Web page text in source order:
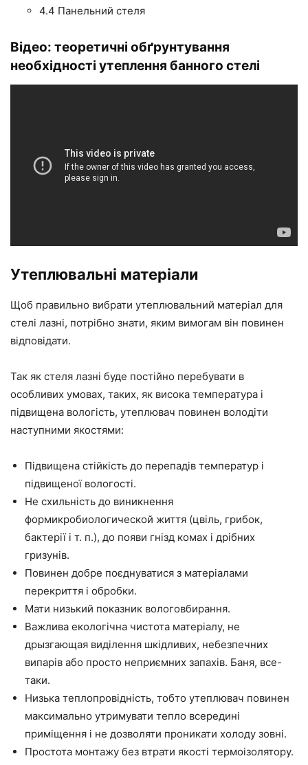
4.4 Панельний стеля
Відео: теоретичні обґрунтування
необхідності утеплення банного стелі
Утеплювальні матеріали
Щоб правильно вибрати утеплювальний матеріал для
стелі лазні, потрібно знати, яким вимогам він повинен
відповідати.
Так як стеля лазні буде постійно перебувати в
особливих умовах, таких, як висока температура і
підвищена вологість, утеплювач повинен володіти
наступними якостями:
Підвищена стійкість до перепадів температур і
підвищеної вологості.
Не схильність до виникнення
формикробиологической життя (цвіль, грибок,
бактерії і т. п.), до появи гнізд комах і дрібних
гризунів.
Повинен добре поєднуватися з матеріалами
перекриття і обробки.
Мати низький показник вологовбирання.
Важлива екологічна чистота матеріалу, не
дрызгающая виділення шкідливих, небезпечних
випарів або просто неприємних запахів. Баня, все-
таки.
Низька теплопровідність, тобто утеплювач повинен
максимально утримувати тепло всередині
приміщення і не дозволяти проникати холоду зовні.
Простота монтажу без втрати якості термоізолятору.